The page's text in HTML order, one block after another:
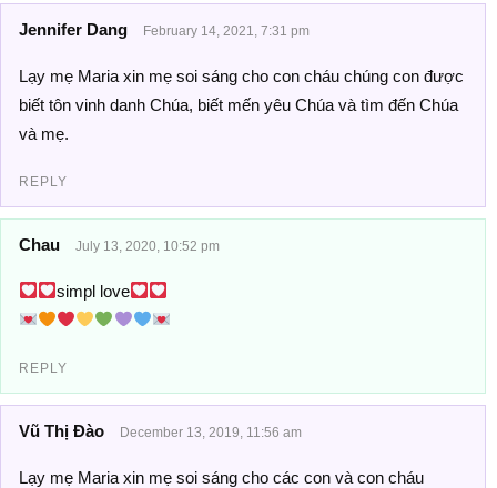
Jennifer Dang February 14, 2021, 7:31 pm
Lạy mẹ Maria xin mẹ soi sáng cho con cháu chúng con được
biết tôn vinh danh Chúa, biết mến yêu Chúa và tìm đến Chúa
và mẹ.
REPLY
Chau July 13, 2020, 10:52 pm
simpl love
REPLY
Vũ Thị Đào December 13, 2019, 11:56 am
Lạy mẹ Maria xin mẹ soi sáng cho các con và con cháu